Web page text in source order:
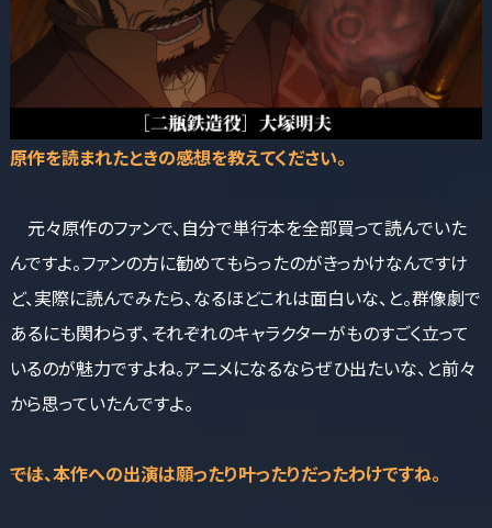
――原作を読まれたときの感想を教えてください。
元々原作のファンで、自分で単行本を全部買って読んでいた
んですよ。ファンの方に勧めてもらったのがきっかけなんですけ
ど、実際に読んでみたら、なるほどこれは面白いな、と。群像劇で
あるにも関わらず、それぞれのキャラクターがものすごく立って
いるのが魅力ですよね。アニメになるならぜひ出たいな、と前々
から思っていたんですよ。
――では、本作への出演は願ったり叶ったりだったわけですね。